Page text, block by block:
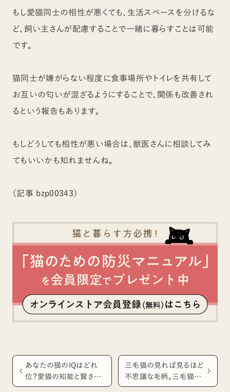
もし愛猫同士の相性が悪くても、生活スペースを分けるな
ど、飼い主さんが配慮することで一緒に暮らすことは可能
です。
猫同士が嫌がらない程度に食事場所やトイレを共有して
お互いの匂いが混ざるようにすることで、関係も改善され
るという報告もあります。
もしどうしても相性が悪い場合は、獣医さんに相談してみ
てもいいかも知れませんね。
（記事 bzp00343）
あなたの猫のIQはどれ
位？愛猫の知能と賢さを
調べるチェックテスト♪
三毛猫の見れば見るほど
不思議な毛柄。三毛猫の
柄は実は4種類ある？